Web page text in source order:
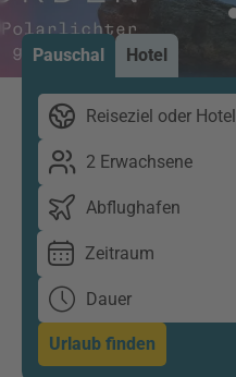
Pauschal Hotel
Reiseziel oder Hotel
2 Erwachsene
Abflughafen
Zeitraum
Dauer
Urlaub finden